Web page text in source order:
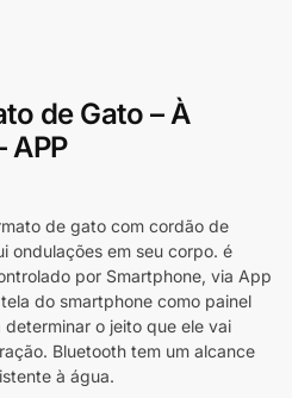
de Gato – À
APP
de gato com cordão de
ondulações em seu corpo. é
por Smartphone, via App
do smartphone como painel
o jeito que ele vai
Bluetooth tem um alcance
à água.